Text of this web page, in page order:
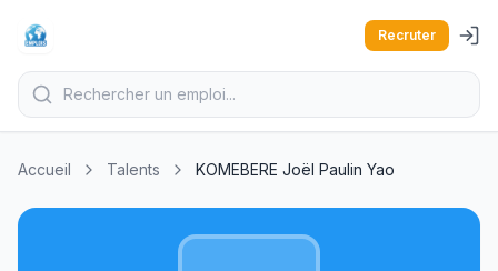
Recruter
Accueil Talents KOMEBERE Joël Paulin Yao